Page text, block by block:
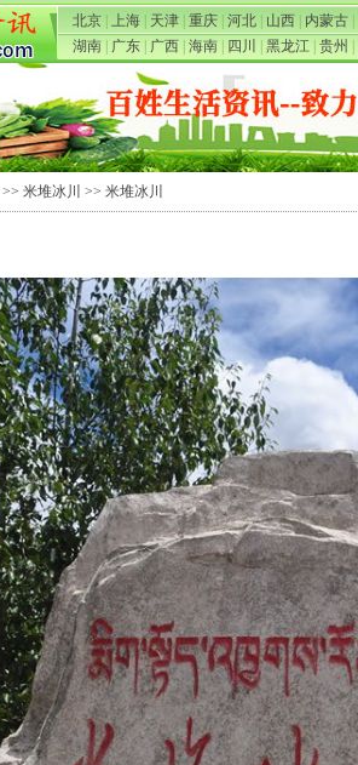
北京 上海 天津 重庆 河北 山西 内蒙古
湖南
广东 广西 海南 四川 黑龙江 贵州
>> 米堆冰川 >> 米堆冰川